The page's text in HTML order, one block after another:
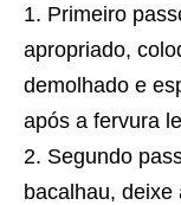
Primeiro
apropriado,
demolhado e
após a fervura
Segundo
bacalhau, deixe